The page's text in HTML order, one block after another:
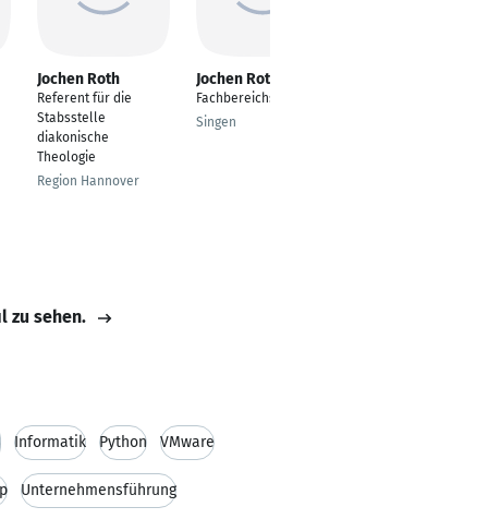
Jochen Roth
Referent für die
Stabsstelle
diakonische
Theologie
Region Hannover
Jochen Roth
Fachbereichsleiter
Singen
zu sehen.
Informatik Python VMware
Unternehmensführung